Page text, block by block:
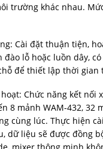
trường khác nhau.
Cài đặt thuận tiện,
đào lỗ hoặc luồn dây,
để thiết lập thời gian
Chức năng kết nối
8 mảnh WAM-432, 32
cùng lúc. Thực hiện
dữ liệu sẽ được đồng